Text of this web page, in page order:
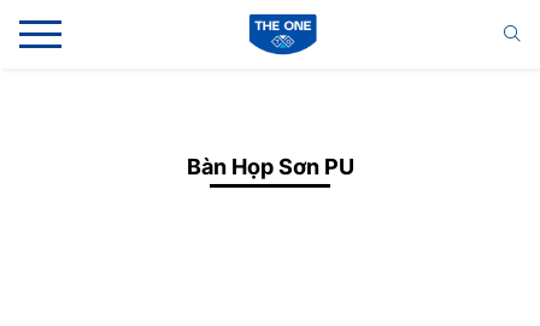
Bàn Họp Sơn PU